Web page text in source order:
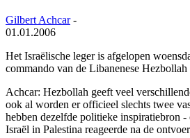
Gilbert Achcar-
01.01.2006
Het Israëlische leger is afgelopen
commando van de Libanenese
Achcar: Hezbollah geeft veel
ook al worden er officieel slechts twee
hebben dezelfde politieke inspiratiebron
Israël in Palestina reageerde na de